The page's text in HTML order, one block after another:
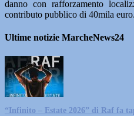
danno con rafforzamento
contributo pubblico di 40mila euro.
Ultime notizie MarcheNews24
“Infinito – Estate 2026” di Raf fa